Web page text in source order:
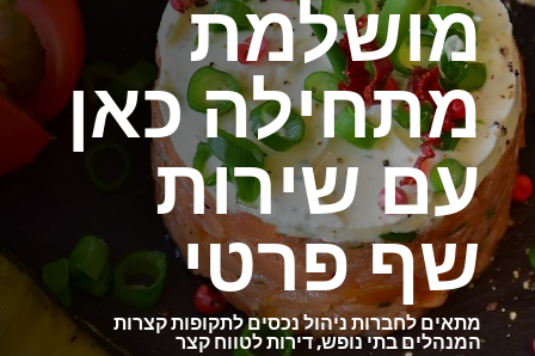
מושלמת
מתחילה כאן
עם שירות
שף פרטי
מתאים לחברות ניהול נכסים לתקופות קצרות
המנהלים בתי נופש, דירות לטווח קצר